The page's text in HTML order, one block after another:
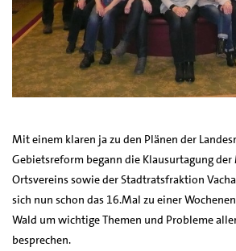
Mit einem klaren ja zu den Plänen der
Gebietsreform begann die Klausurtagung der
Ortsvereins sowie der Stadtratsfraktion
sich nun schon das 16.Mal zu einer
Wald um wichtige Themen und Probleme
besprechen.